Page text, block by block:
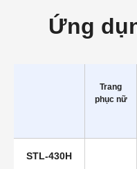
Ứng
Trang
phục nữ
STL-430H